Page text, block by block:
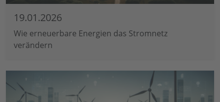
19.01.2026
Wie erneuerbare Energien das Stromnetz
verändern